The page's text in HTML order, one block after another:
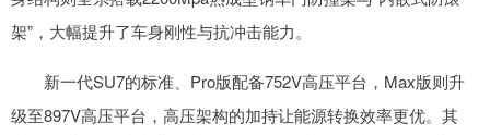
架”，大幅提升了车身刚性与抗冲击能力。
新一代SU7的标准、Pro版配备752V高压平台，Max版则升
级至897V高压平台，高压架构的加持让能源转换效率更优。其